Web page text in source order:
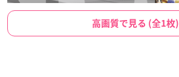
高画質で見る (全1枚)